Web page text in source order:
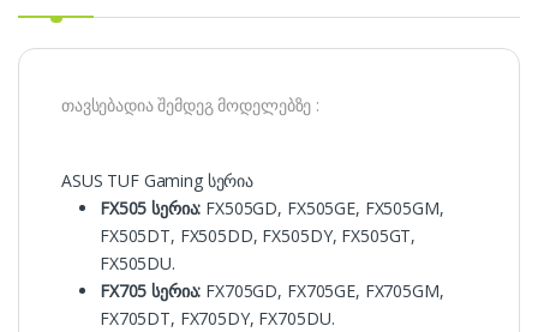
თავსებადია შემდეგ მოდელებზე :
ASUS TUF Gaming სერია
FX505 სერია: FX505GD, FX505GE, FX505GM,
FX505DT, FX505DD, FX505DY, FX505GT,
FX505DU.
FX705 სერია: FX705GD, FX705GE, FX705GM,
FX705DT, FX705DY, FX705DU.